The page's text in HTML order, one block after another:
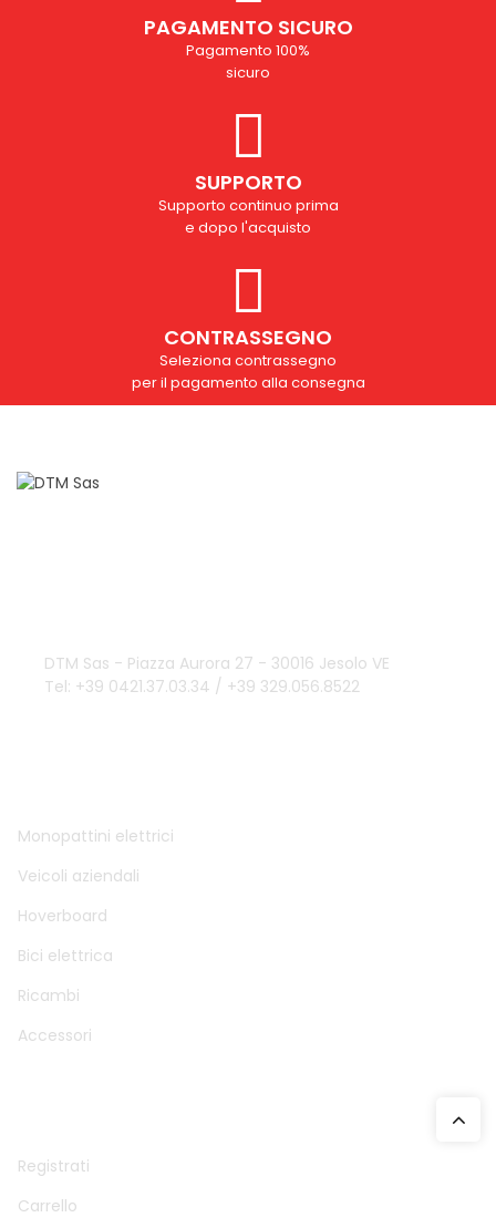
PAGAMENTO SICURO
Pagamento 100%
sicuro
SUPPORTO
Supporto continuo prima
e dopo l'acquisto
CONTRASSEGNO
Seleziona contrassegno
per il pagamento alla consegna
DTM Sas - Piazza Aurora 27 - 30016 Jesolo VE
Tel: +39 0421.37.03.34 / +39 329.056.8522
Monopattini elettrici
Veicoli aziendali
Hoverboard
Bici elettrica
Ricambi
Accessori
Registrati
Carrello